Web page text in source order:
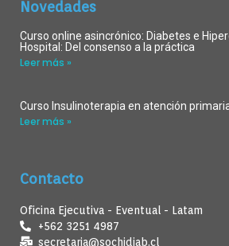
Novedades
Curso online asincrónico: Diabetes e
Hospital: Del consenso a la práctica
Leer más »
Curso Insulinoterapia en atención
Leer más »
Contacto
Oficina Ejecutiva - Eventual - Latam
+562 3251 4987
secretaria@sochidiab.cl